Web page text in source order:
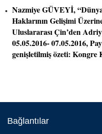
Nazmiye GÜVEYİ,
Haklarının Gelişimi
Uluslararası Çin’den
05.05.2016- 07.05.2016,
genişletilmiş özeti: Kongre
Bağlantılar